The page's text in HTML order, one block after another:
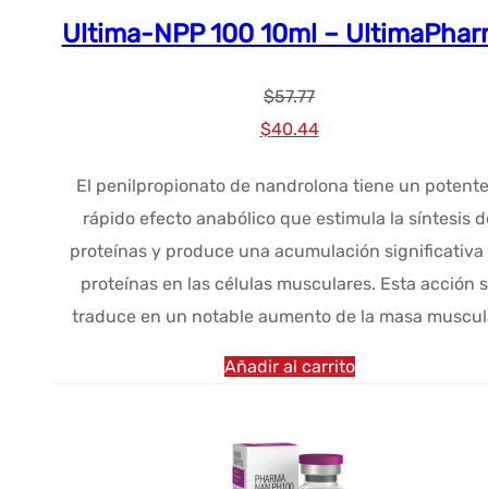
Ultima-NPP 100 10ml –
$57.77
El
original
era:
$57.77.
$40.44El
actual
es:
$40.44.
El penilpropionato de nandrolona tiene un
rápido efecto anabólico que estimula la síntesis
proteínas y produce una acumulación significativa
proteínas en las células musculares. Esta acción
traduce en un notable aumento de la masa
Añadir al carrito